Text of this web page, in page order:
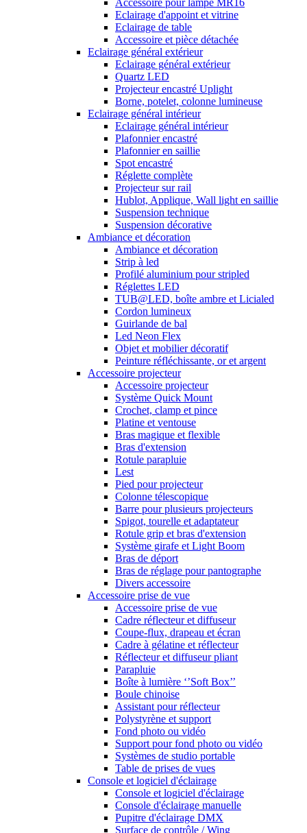
Accessoire pour lampe MR16
Eclairage d'appoint et vitrine
Eclairage de table
Accessoire et pièce détachée
Eclairage général extérieur
Eclairage général extérieur
Quartz LED
Projecteur encastré Uplight
Borne, potelet, colonne lumineuse
Eclairage général intérieur
Eclairage général intérieur
Plafonnier encastré
Plafonnier en saillie
Spot encastré
Réglette complète
Projecteur sur rail
Hublot, Applique, Wall light en saillie
Suspension technique
Suspension décorative
Ambiance et décoration
Ambiance et décoration
Strip à led
Profilé aluminium pour stripled
Réglettes LED
TUB@LED, boîte ambre et Licialed
Cordon lumineux
Guirlande de bal
Led Neon Flex
Objet et mobilier décoratif
Peinture réfléchissante, or et argent
Accessoire projecteur
Accessoire projecteur
Système Quick Mount
Crochet, clamp et pince
Platine et ventouse
Bras magique et flexible
Bras d'extension
Rotule parapluie
Lest
Pied pour projecteur
Colonne télescopique
Barre pour plusieurs projecteurs
Spigot, tourelle et adaptateur
Rotule grip et bras d'extension
Système girafe et Light Boom
Bras de déport
Bras de réglage pour pantographe
Divers accessoire
Accessoire prise de vue
Accessoire prise de vue
Cadre réflecteur et diffuseur
Coupe-flux, drapeau et écran
Cadre à gélatine et réflecteur
Réflecteur et diffuseur pliant
Parapluie
Boîte à lumière ‘’Soft Box’’
Boule chinoise
Assistant pour réflecteur
Polystyrène et support
Fond photo ou vidéo
Support pour fond photo ou vidéo
Systèmes de studio portable
Table de prises de vues
Console et logiciel d'éclairage
Console et logiciel d'éclairage
Console d'éclairage manuelle
Pupitre d'éclairage DMX
Surface de contrôle / Wing